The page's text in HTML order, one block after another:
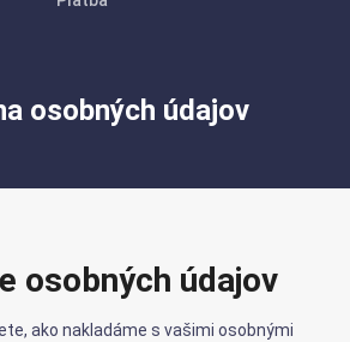
osobných údajov
osobných údajov
ako nakladáme s vašimi osobnými